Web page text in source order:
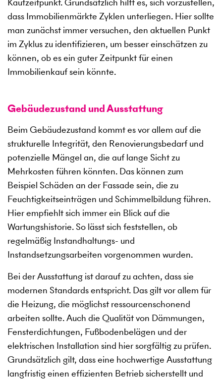
dass Immobilienmärkte Zyklen unterliegen. Hier sollte
man zunächst immer versuchen, den aktuellen Punkt
im Zyklus zu identifizieren, um besser einschätzen zu
können, ob es ein guter Zeitpunkt für einen
Immobilienkauf sein könnte.
Gebäudezustand und Ausstattung
Beim Gebäudezustand kommt es vor allem auf die
strukturelle Integrität, den Renovierungsbedarf und
potenzielle Mängel an, die auf lange Sicht zu
Mehrkosten führen könnten. Das können zum
Beispiel Schäden an der Fassade sein, die zu
Feuchtigkeitseinträgen und Schimmelbildung führen.
Hier empfiehlt sich immer ein Blick auf die
Wartungshistorie. So lässt sich feststellen, ob
regelmäßig Instandhaltungs- und
Instandsetzungsarbeiten vorgenommen wurden.
Bei der Ausstattung ist darauf zu achten, dass sie
modernen Standards entspricht. Das gilt vor allem für
die Heizung, die möglichst ressourcenschonend
arbeiten sollte. Auch die Qualität von Dämmungen,
Fensterdichtungen, Fußbodenbelägen und der
elektrischen Installation sind hier sorgfältig zu prüfen.
Grundsätzlich gilt, dass eine hochwertige Ausstattung
langfristig einen effizienten Betrieb sicherstellt und